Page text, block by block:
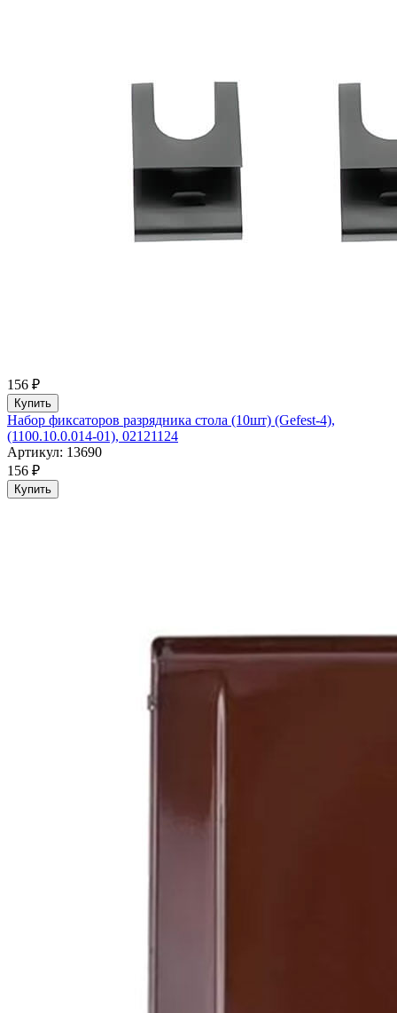
156 ₽
Купить
Набор фиксаторов разрядника стола (10шт) (Gefest-4),
(1100.10.0.014-01), 02121124
Артикул: 13690
156 ₽
Купить